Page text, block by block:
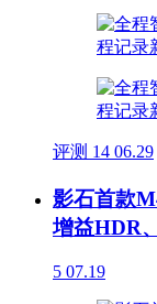
评测 14 06.29
影石首款
增益HDR
5 07.19